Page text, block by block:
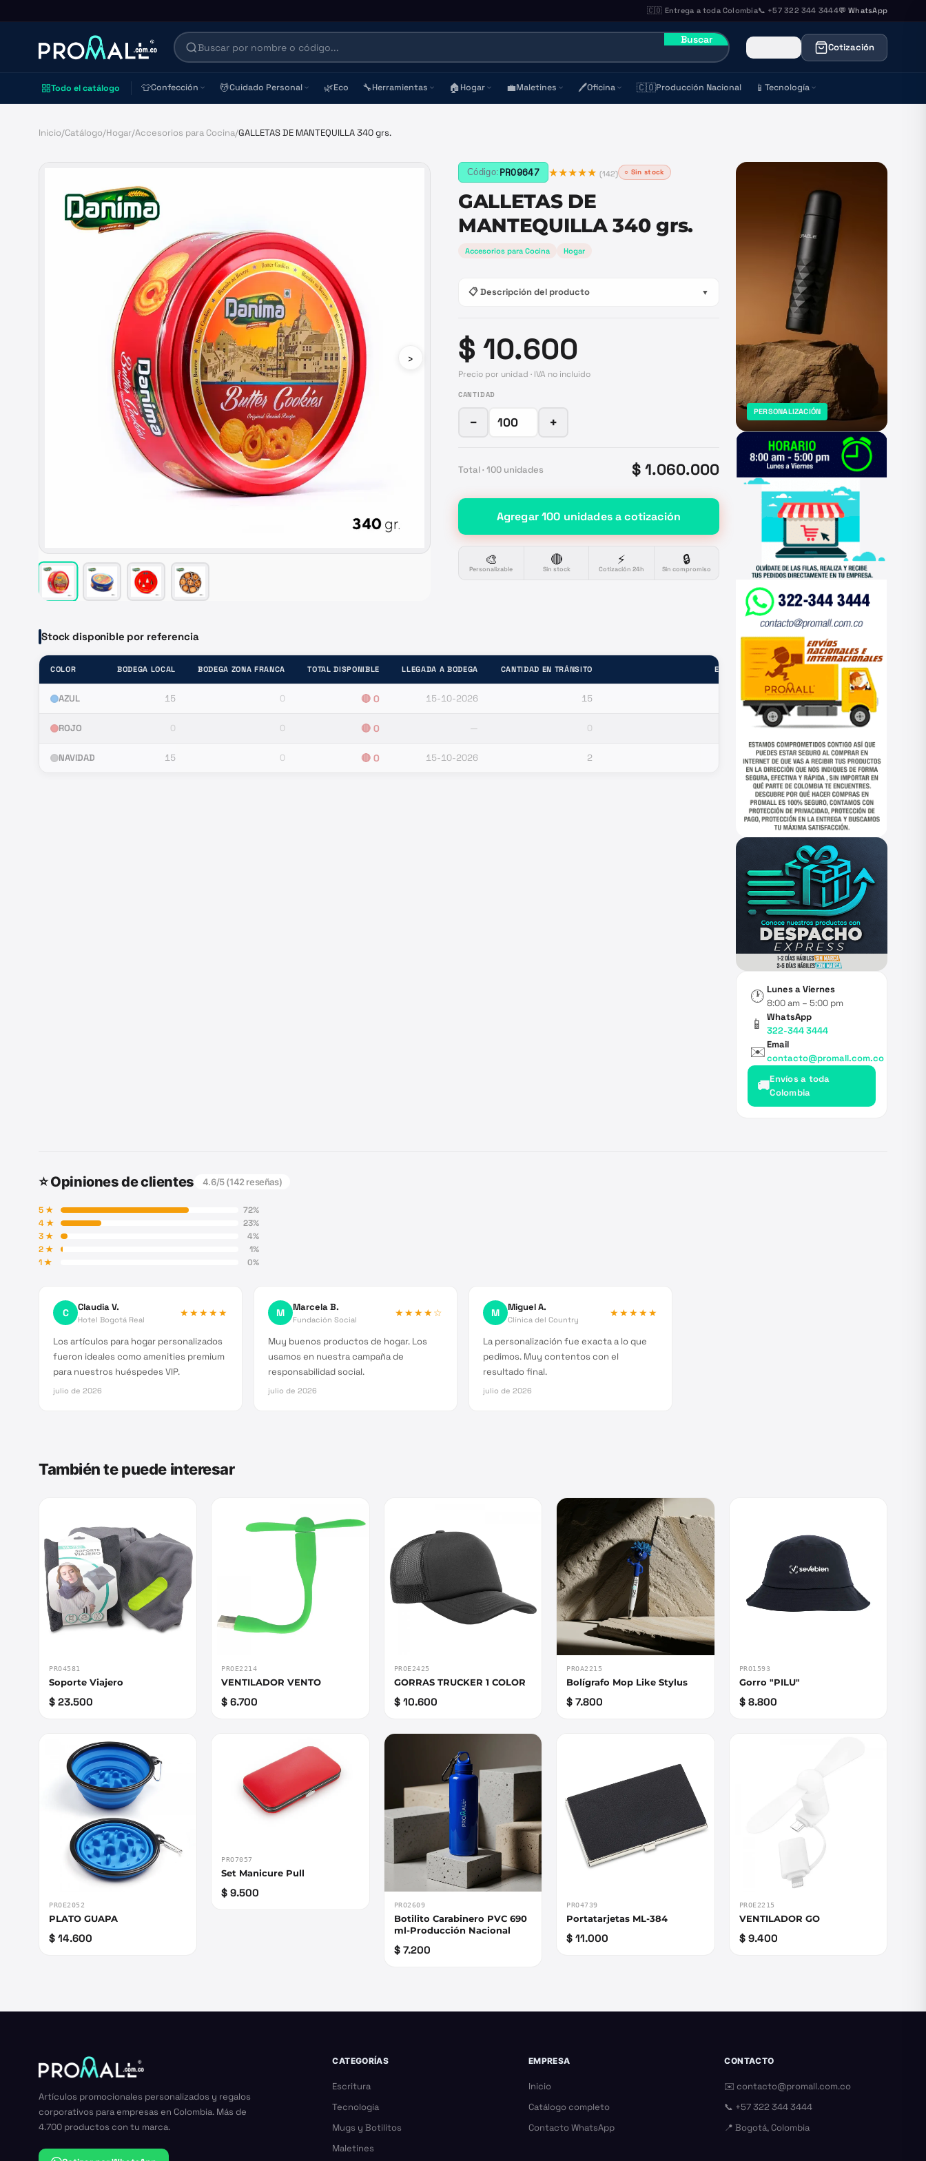
🇨🇴 Entrega a toda Colombia📞 +57 322 344 3444💬 WhatsApp
Buscar
Cotización
Todo el catálogo 👕Confección 💆Cuidado Personal 🌿Eco 🔧Herramientas 🏠Hogar 💼Maletines 🖊️Oficina 🇨🇴Producción Nacional 📱 Tecnología
Inicio/Catálogo/Hogar/Accesorios para Cocina/GALLETAS DE MANTEQUILLA 340 grs.
›
Código: PRO9647 ★★★★★ (142) ○ Sin stock
GALLETAS DE
MANTEQUILLA 340 grs.
Accesorios para Cocina Hogar
📋 Descripción del producto ▼
$ 10.600
Precio por unidad · IVA no incluido
CANTIDAD
− +
Total · 100 unidades $ 1.060.000
Agregar100 unidadesa cotización
🎨
Personalizable
🔴
Sin stock
⚡
Cotización 24h
🔒
Sin compromiso
Stock disponible por referencia
COLOR BODEGA LOCAL BODEGA ZONA FRANCA TOTAL DISPONIBLE LLEGADA A BODEGA CANTIDAD EN TRÁNSITO ESTADO
AZUL 15 0 🔴 0 15-10-2026 15 —
ROJO 0 0 🔴 0 — 0
NAVIDAD 15 0 🔴 0 15-10-2026 2 —
PERSONALIZACIÓN
🕐 Lunes a Viernes
8:00 am – 5:00 pm
📱
WhatsApp
322-344 3444
✉️Email
contacto@promall.com.co
🚚Envíos a toda
Colombia
⭐ Opiniones de clientes 4.6/5 (142reseñas)
5★ 72%
4★ 23%
3★ 4%
2★ 1%
1★ 0%
C Claudia V.
Hotel Bogotá Real
★★★★★
Los artículos para hogar personalizados
fueron ideales como amenities premium
para nuestros huéspedes VIP.
julio de 2026
M Marcela B.
Fundación Social
★★★★☆
Muy buenos productos de hogar. Los
usamos en nuestra campaña de
responsabilidad social.
julio de 2026
M Miguel A.
Clínica del Country
★★★★★
La personalización fue exacta a lo que
pedimos. Muy contentos con el
resultado final.
julio de 2026
También te puede interesar
PRO4581
Soporte Viajero
$ 23.500
PROE2214
VENTILADOR VENTO
$ 6.700
PROE2425
GORRAS TRUCKER 1 COLOR
$ 10.600
PROA2215
Bolígrafo Mop Like Stylus
$ 7.800
PRO1593
Gorro "PILU"
$ 8.800
PROE2052
PLATO GUAPA
$ 14.600
PRO7057
Set Manicure Pull
$ 9.500
PRO2609
Botilito Carabinero PVC 690
ml-Producción Nacional
$ 7.200
PRO4739
Portatarjetas ML-384
$ 11.000
PROE2215
VENTILADOR GO
$ 9.400
Artículos promocionales personalizados y regalos
corporativos para empresas en Colombia. Más de
4.700 productos con tu marca.
CATEGORÍAS
Escritura
Tecnología
Mugs y Botilitos
Maletines
EMPRESA
Inicio
Catálogo completo
Contacto WhatsApp
CONTACTO
✉️contacto@promall.com.co
📞 +57 322 344 3444
📍 Bogotá, Colombia